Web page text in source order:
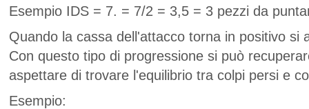
Esempio IDS = 7. = 7/2 = 3,5 = 3 pezzi da
Quando la cassa dell'attacco torna in positivo si
Con questo tipo di progressione si può
aspettare di trovare l'equilibrio tra colpi persi e
Esempio: